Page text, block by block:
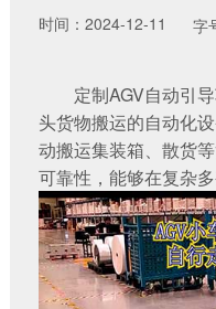
时间：2024-12-11 字
定制AGV自动引导
头货物搬运的自动化
动搬运集装箱、散货
可靠性，能够在复杂